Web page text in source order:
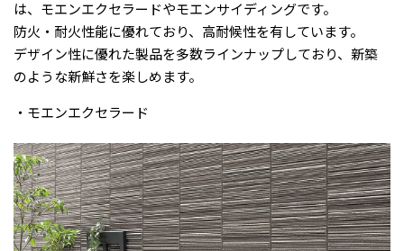
は、モエンエクセラードやモエンサイディングです。
防火・耐火性能に優れており、高耐候性を有しています。
デザイン性に優れた製品を多数ラインナップしており、新築
のような新鮮さを楽しめます。
・モエンエクセラード